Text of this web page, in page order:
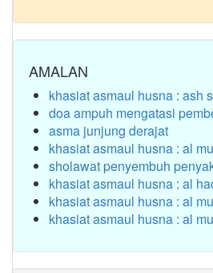
AMALAN
khasiat asmaul husna : ash
doa ampuh mengatasi
asma junjung derajat
khasiat asmaul husna : al
sholawat penyembuh
khasiat asmaul husna : al
khasiat asmaul husna : al
khasiat asmaul husna : al